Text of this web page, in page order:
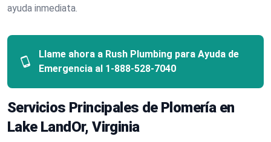
ayuda inmediata.
Llame ahora a Rush Plumbing para Ayuda de
Emergencia al 1-888-528-7040
Servicios Principales de Plomería en
Lake LandOr, Virginia